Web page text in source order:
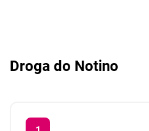
Droga do Notino